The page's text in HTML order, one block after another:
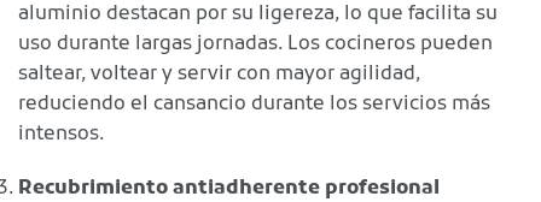
aluminio destacan por su ligereza, lo que facilita su
uso durante largas jornadas. Los cocineros pueden
saltear, voltear y servir con mayor agilidad,
reduciendo el cansancio durante los servicios más
intensos.
Recubrimiento antiadherente profesional